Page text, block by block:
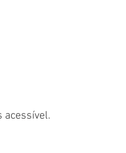
acessível.